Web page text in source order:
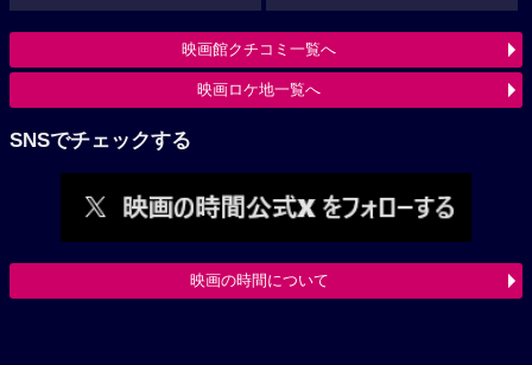
映画館クチコミ一覧へ
映画ロケ地一覧へ
SNSでチェックする
映画の時間について